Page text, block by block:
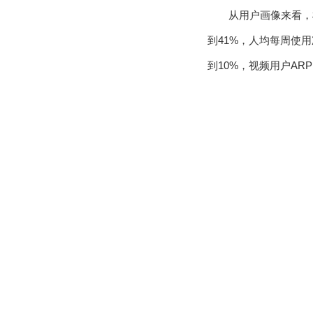
从用户画像来看
到 41% ，人均每周使
到 10% ，视频用户